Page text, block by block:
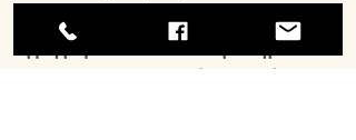
αγοράσετε εύκολα και
γρήγορα όλα τα αγαπημένα
σας παραδοσιακά προϊόντας